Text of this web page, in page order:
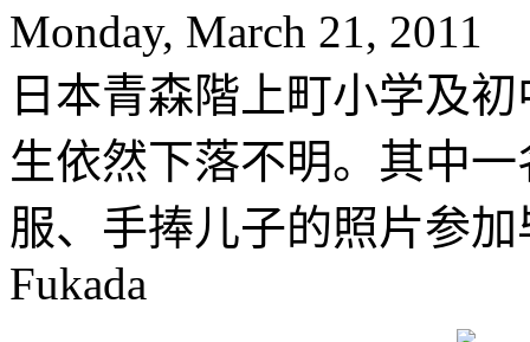
Monday, March 21, 2011
日本青森階上町小学及
生依然下落不明。其中
服、手捧儿子的照片参
Fukada